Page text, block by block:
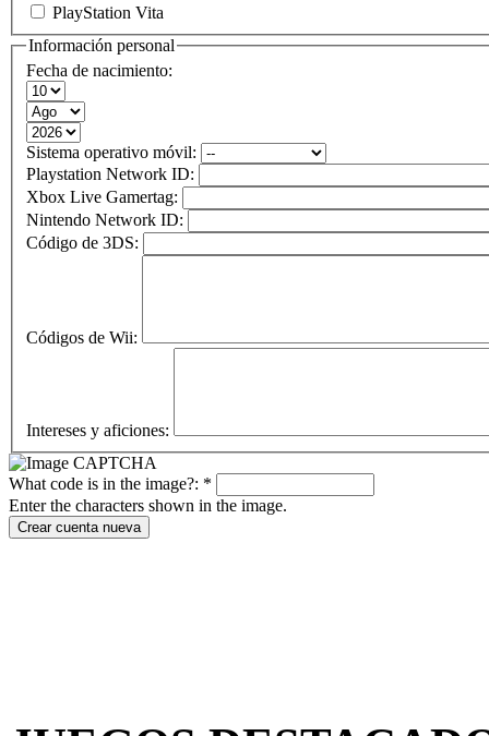
PlayStation Vita
Información personal
Fecha de nacimiento:
Sistema operativo móvil:
Playstation Network ID:
Xbox Live Gamertag:
Nintendo Network ID:
Código de 3DS:
Códigos de Wii:
Intereses y aficiones:
What code is in the image?: *
Enter the characters shown in the image.